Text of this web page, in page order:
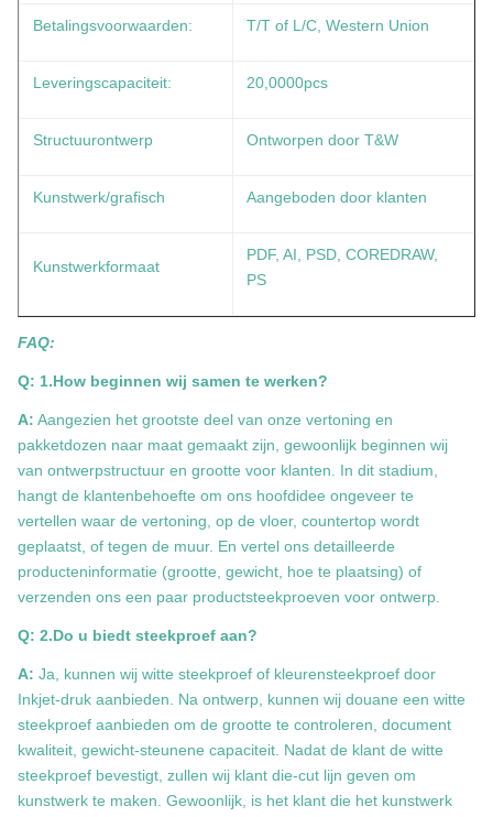
Betalingsvoorwaarden: T/T of L/C, Western Union
Leveringscapaciteit: 20,0000pcs
Structuurontwerp Ontworpen door T&W
Kunstwerk/grafisch Aangeboden door klanten
Kunstwerkformaat
PDF, AI, PSD, COREDRAW,
PS
FAQ:
Q: 1.How beginnen wij samen te werken?
A: Aangezien het grootste deel van onze vertoning en
pakketdozen naar maat gemaakt zijn, gewoonlijk beginnen wij
van ontwerpstructuur en grootte voor klanten. In dit stadium,
hangt de klantenbehoefte om ons hoofdidee ongeveer te
vertellen waar de vertoning, op de vloer, countertop wordt
geplaatst, of tegen de muur. En vertel ons detailleerde
producteninformatie (grootte, gewicht, hoe te plaatsing) of
verzenden ons een paar productsteekproeven voor ontwerp.
Q: 2.Do u biedt steekproef aan?
A: Ja, kunnen wij witte steekproef of kleurensteekproef door
Inkjet-druk aanbieden. Na ontwerp, kunnen wij douane een witte
steekproef aanbieden om de grootte te controleren, document
kwaliteit, gewicht-steunene capaciteit. Nadat de klant de witte
steekproef bevestigt, zullen wij klant die-cut lijn geven om
kunstwerk te maken. Gewoonlijk, is het klant die het kunstwerk